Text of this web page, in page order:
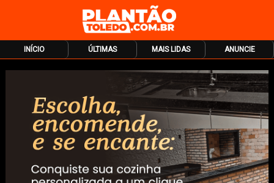
INÍCIO ÚLTIMAS MAIS LIDAS ANUNCIE